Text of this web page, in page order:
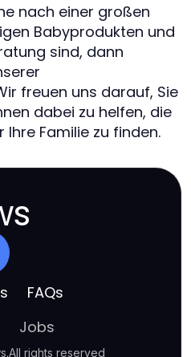
nach einer großen
Babyprodukten und
sind, dann
freuen uns darauf, Sie
dabei zu helfen, die
Familie zu finden.
FAQs
Jobs
.All rights reserved